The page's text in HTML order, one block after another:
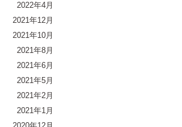
2022年4月
2021年12月
2021年10月
2021年8月
2021年6月
2021年5月
2021年2月
2021年1月